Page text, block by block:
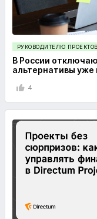
РУКОВОДИТЕЛЮ ПРОЕКТОВ
В России
альтернативы уже
4